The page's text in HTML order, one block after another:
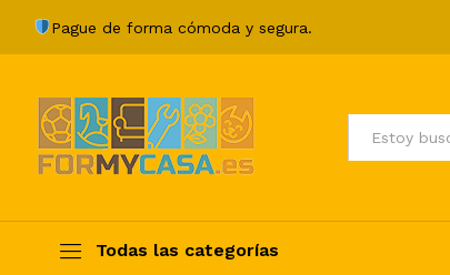
Pague de forma cómoda y segura.
Todos
Todas las categorías
Description Specification